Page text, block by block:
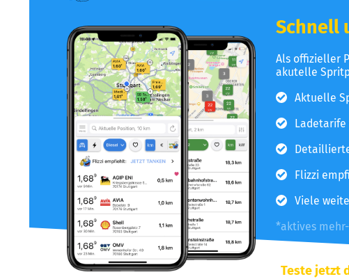
Schnell
Als offizieller
akutelle
Aktuelle
Ladetarife
Flizzi
Viele
*aktives
Teste jetzt